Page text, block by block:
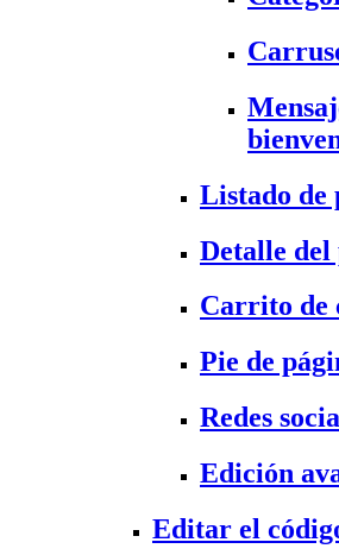
Listado de
Detalle
Carrito de
Pie de
Redes
Edición
Editar el